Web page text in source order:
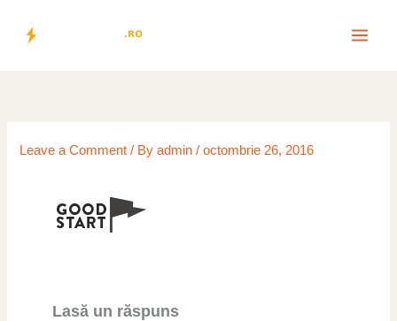
content
Leave a Comment / Byadmin/octombrie 26, 2016
Lasă un răspuns